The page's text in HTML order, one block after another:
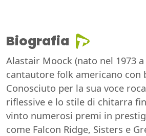
Biografia
Alastair Moock (nato nel 1973 a
cantautore folk americano con
Conosciuto per la sua voce
riflessive e lo stile di chitarra
vinto numerosi premi in
come Falcon Ridge, Sisters e